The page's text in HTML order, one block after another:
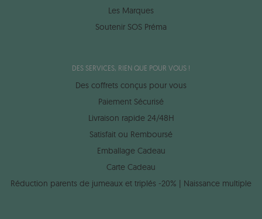
Les Marques
Soutenir SOS Préma
DES SERVICES, RIEN QUE POUR VOUS !
Des coffrets conçus pour vous
Paiement Sécurisé
Livraison rapide 24/48H
Satisfait ou Remboursé
Emballage Cadeau
Carte Cadeau
Réduction parents de jumeaux et triplés -20% | Naissance multiple